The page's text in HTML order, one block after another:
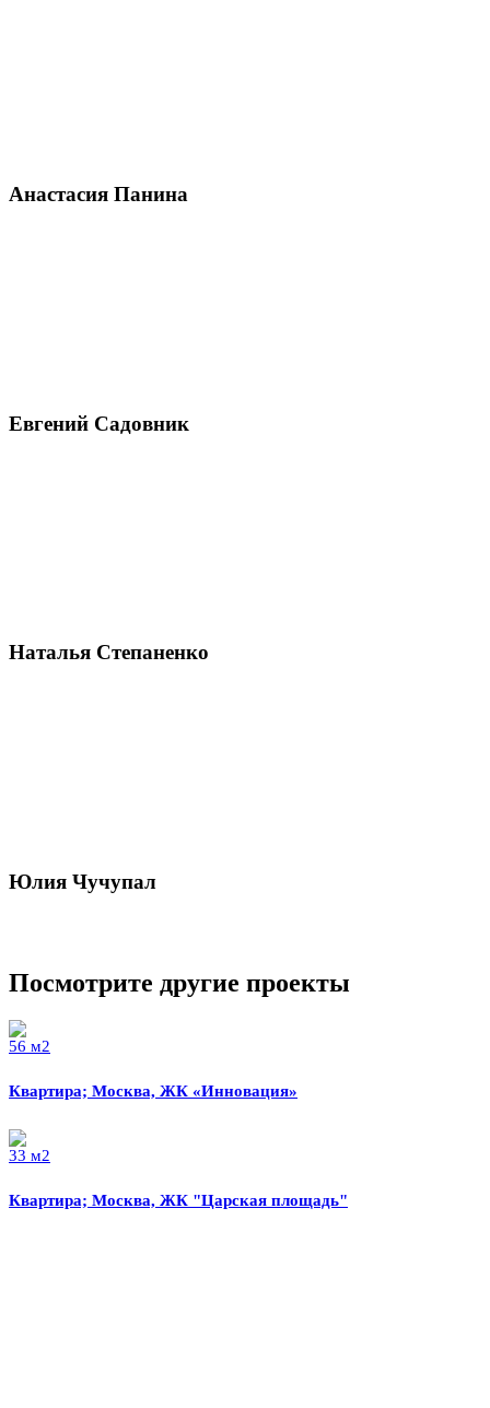
Анастасия Панина
Евгений Садовник
Наталья Степаненко
Юлия Чучупал
Посмотрите другие проекты
56 м2
Квартира; Москва, ЖК «Инновация»
33 м2
Квартира; Москва, ЖК "Царская площадь"